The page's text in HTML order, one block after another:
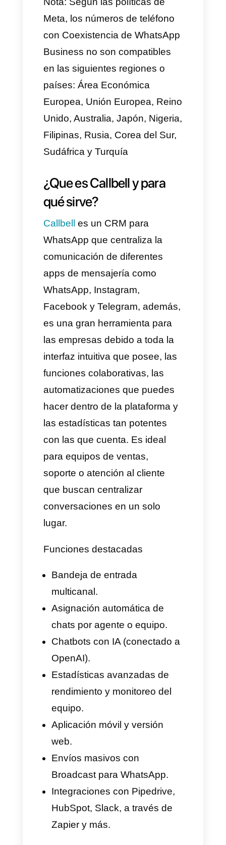
de WhatsApp Business en su
móvil.
Con esta nueva integración,
puedes disfrutar lo mejor de
ambos mundos: capacidades
avanzadas de API mediante
Callbell y la conocida app de
teléfono.
Nota: Según las políticas de
Meta, los números de teléfono
con Coexistencia de WhatsApp
Business no son compatibles
en las siguientes regiones o
países: Área Económica
Europea, Unión Europea, Reino
Unido, Australia, Japón, Nigeria,
Filipinas, Rusia, Corea del Sur,
Sudáfrica y Turquía
¿Que es Callbell y para
qué sirve?
Callbelles un CRM para
WhatsApp que centraliza la
apps de mensajería como
WhatsApp, Instagram,
Facebook y Telegram, además,
es una gran herramienta para
las empresas debido a toda la
interfaz intuitiva que posee, las
funciones colaborativas, las
automatizaciones que puedes
hacer dentro de la plataforma y
las estadísticas tan potentes
con las que cuenta. Es ideal
para equipos de ventas,
soporte o atención al cliente
que buscan centralizar